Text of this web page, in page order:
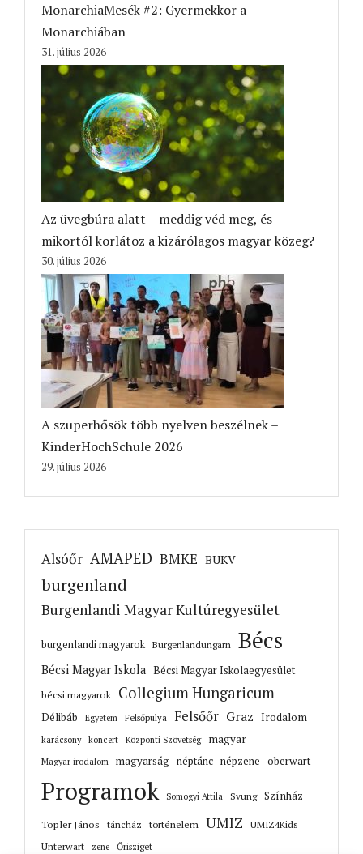
MonarchiaMesék #2: Gyermekkor a
Monarchiában
31. július 2026
Az üvegbúra alatt – meddig véd meg, és
mikortól korlátoz a kizárólagos magyar közeg?
30. július 2026
A szuperhősök több nyelven beszélnek –
KinderHochSchule 2026
29. július 2026
Alsóőr AMAPED BMKE BUKV
burgenland
Burgenlandi Magyar Kultúregyesület
burgenlandi magyarok Burgenlandungarn Bécs
Bécsi Magyar Iskola Bécsi Magyar Iskolaegyesület
bécsi magyarok Collegium Hungaricum
Délibáb Egyetem Felsőpulya Felsőőr Graz Irodalom
karácsony koncert Központi Szövetség magyar
Magyar irodalom magyarság néptánc népzene oberwart
Programok Somogyi Attila Svung Színház
Topler János táncház történelem UMIZ
UMIZ4Kids
Unterwart
zene Őrisziget